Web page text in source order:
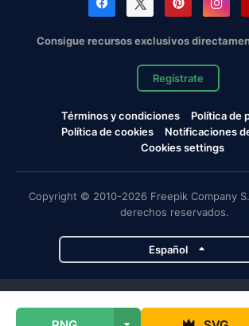
Consigue recursos exclusivos
Regístrate
Términos y condiciones
Política de
Política de cookies
Notificaciones
Cookies settings
Copyright © 2010-2026 Freepik Company
derechos reservados.
Español